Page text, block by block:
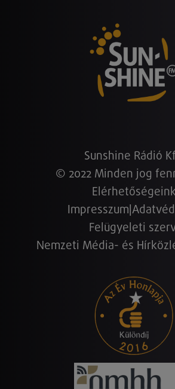
Sunshine Rádió
© 2022 Minden jog
Impresszum
Felügyeleti
Nemzeti Média- és